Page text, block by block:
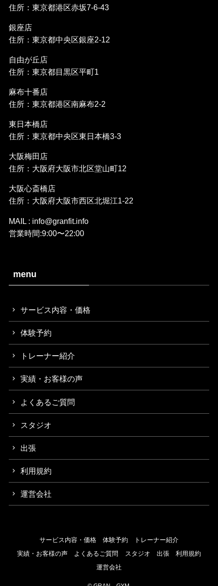
住所：東京都港区赤坂7-6-43
銀座店
住所：東京都中央区銀座2-12
自由が丘店
住所：東京都目黒区平町1
麻布十番店
住所：東京都港区南麻布2-2
東日本橋店
住所：東京都中央区東日本橋3-3
大阪梅田店
住所：大阪府大阪市北区堂山町12
大阪心斎橋店
住所：大阪府大阪市西区北堀江1-22
MAIL : info@granfit.info
営業時間:9:00〜22:00
menu
サービス内容・価格
体験予約
トレーナー紹介
実績・お客様の声
よくあるご質問
スタジオ
出張
利用規約
運営会社
サービス内容・価格 体験予約
トレーナー紹介
実績・お客様の声
よくあるご質問 スタジオ 出張
利用規約
運営会社